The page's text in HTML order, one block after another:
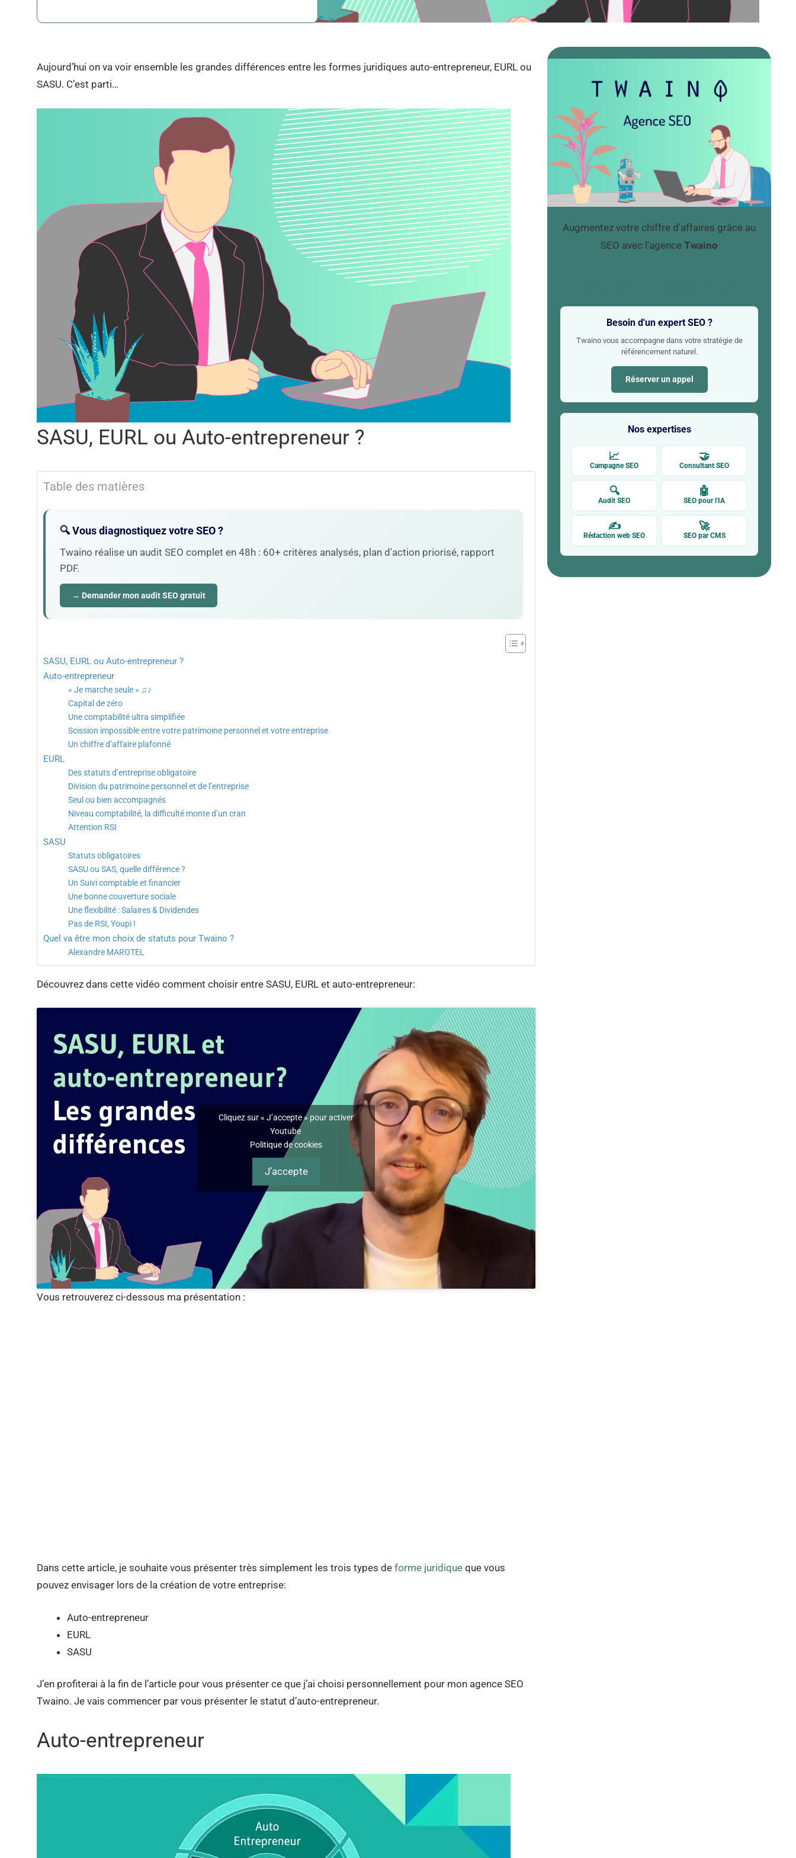
Aujourd’hui on va voir ensemble les grandes différences entre les formes juridiques auto-entrepreneur, EURL ou
SASU. C’est parti…
SASU, EURL ou Auto-entrepreneur ?
Table des matières
🔍 Vous diagnostiquez votre SEO ?
Twaino réalise un audit SEO complet en 48h : 60+ critères analysés, plan d'action priorisé, rapport
PDF.
→ Demander mon audit SEO gratuit
SASU, EURL ou Auto-entrepreneur ?
Auto-entrepreneur
« Je marche seule » ♫♪
Capital de zéro
Une comptabilité ultra simplifiée
Scission impossible entre votre patrimoine personnel et votre entreprise
Un chiffre d’affaire plafonné
EURL
Des statuts d’entreprise obligatoire
Division du patrimoine personnel et de l’entreprise
Seul ou bien accompagnés
Niveau comptabilité, la difficulté monte d’un cran
Attention RSI
SASU
Statuts obligatoires
SASU ou SAS, quelle différence ?
Un Suivi comptable et financier
Une bonne couverture sociale
Une flexibilité : Salaires & Dividendes
Pas de RSI, Youpi !
Quel va être mon choix de statuts pour Twaino ?
Alexandre MAROTEL
Découvrez dans cette vidéo comment choisir entre SASU, EURL et auto-entrepreneur:
Cliquez sur « J’accepte » pour activer
Youtube
Politique de cookies
J’accepte
Vous retrouverez ci-dessous ma présentation :
Dans cette article, je souhaite vous présenter très simplement les trois types de forme juridique que vous
pouvez envisager lors de la création de votre entreprise:
Auto-entrepreneur
EURL
SASU
J’en profiterai à la fin de l’article pour vous présenter ce que j’ai choisi personnellement pour mon agence SEO
Twaino. Je vais commencer par vous présenter le statut d’auto-entrepreneur.
Auto-entrepreneur
Augmentez votre chiffre d'affaires grâce au
SEO avec l'agence Twaino
Besoin d'un expert SEO ?
Twaino vous accompagne dans votre stratégie de
référencement naturel.
Réserver un appel
Nos expertises
📈
Campagne SEO
🤝
Consultant SEO
🔍
Audit SEO
🤖
SEO pour l'IA
✍
Rédaction web SEO
🚀
SEO par CMS